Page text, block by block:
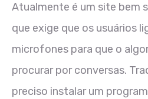
Atualmente é um site bem
que exige que os usuários
microfones para que o
procurar por conversas.
preciso instalar um